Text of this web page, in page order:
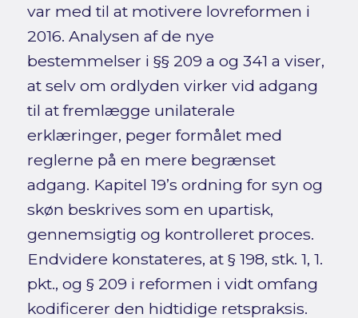
var med til at motivere lovreformen i
2016. Analysen af de nye
bestemmelser i §§ 209 a og 341 a viser,
at selv om ordlyden virker vid adgang
til at fremlægge unilaterale
erklæringer, peger formålet med
reglerne på en mere begrænset
adgang. Kapitel 19’s ordning for syn og
skøn beskrives som en upartisk,
gennemsigtig og kontrolleret proces.
Endvidere konstateres, at § 198, stk. 1, 1.
pkt., og § 209 i reformen i vidt omfang
kodificerer den hidtidige retspraksis.